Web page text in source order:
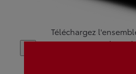
Téléchargez
autre système de